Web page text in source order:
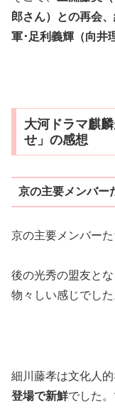
郎さん）との再会
軍･足利義輝（向井
大河ドラマ麒
せ」の感想
京の主要メンバー
京の主要メンバー
後の光秀の盟友と
物々しい感じでした
細川藤孝は文化人
登場で新鮮でした。